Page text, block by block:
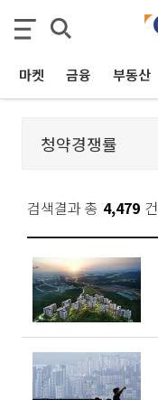
마켓 금융 부동산
검색결과 총 4,479 건